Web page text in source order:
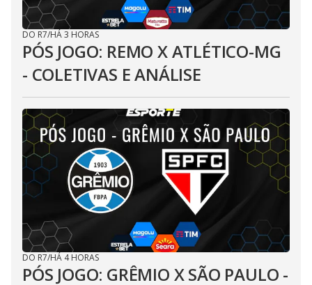
DO R7/HÁ 3 HORAS
PÓS JOGO: REMO X ATLÉTICO-MG
- COLETIVAS E ANÁLISE
DO R7/HÁ 4 HORAS
PÓS JOGO: GRÊMIO X SÃO PAULO -